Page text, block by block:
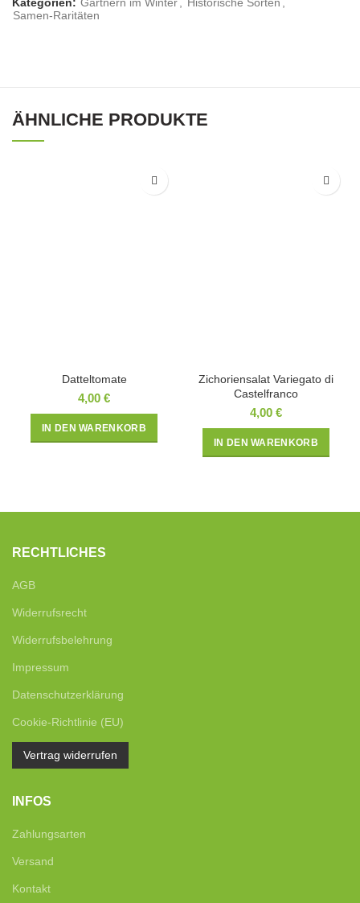
Samen-Raritäten
ÄHNLICHE PRODUKTE
Datteltomate
4,00 €
IN DEN WARENKORB
Zichoriensalat Variegato di
Castelfranco
4,00 €
IN DEN WARENKORB
RECHTLICHES
AGB
Widerrufsrecht
Widerrufsbelehrung
Impressum
Datenschutzerklärung
Cookie-Richtlinie (EU)
Vertrag widerrufen
INFOS
Zahlungsarten
Versand
Kontakt